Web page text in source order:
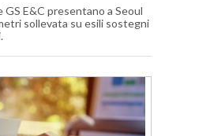
GS E&C presentano a Seoul
sollevata su esili sostegni